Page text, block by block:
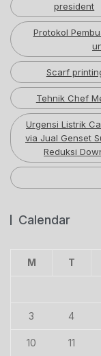
president
Protokol
Scarf
Tehnik Chef
Urgensi Listrik
via Jual Genset
Reduksi
Calendar
M T
3 4
10 11